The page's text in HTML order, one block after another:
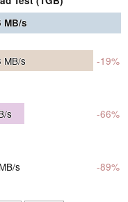
MB/s
MB/s -19%
s -66%
MB/s -89%